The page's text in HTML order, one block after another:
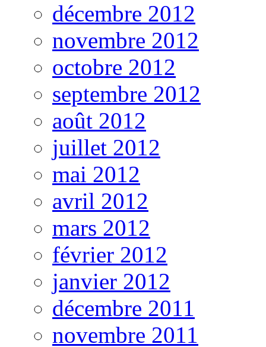
décembre 2012
novembre 2012
octobre 2012
septembre 2012
août 2012
juillet 2012
mai 2012
avril 2012
mars 2012
février 2012
janvier 2012
décembre 2011
novembre 2011